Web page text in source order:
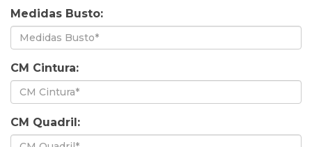
Medidas Busto:
CM Cintura:
CM Quadril: